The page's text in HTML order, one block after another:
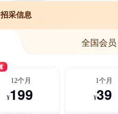
采信息
全国会员
12个月
¥199
1个月
¥39